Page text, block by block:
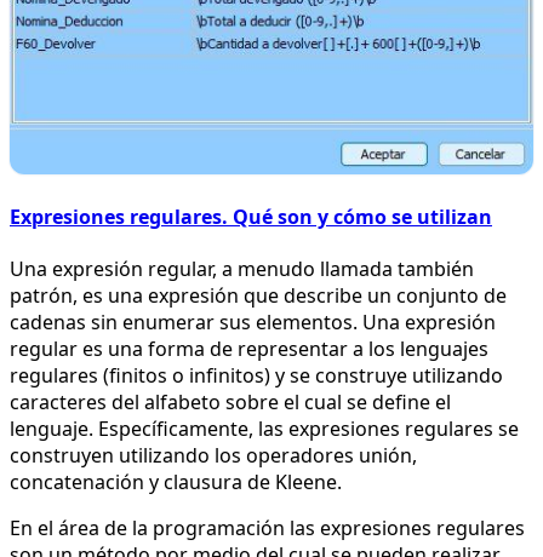
Expresiones regulares. Qué son y cómo se utilizan
Una expresión regular, a menudo llamada también
patrón, es una expresión que describe un conjunto de
cadenas sin enumerar sus elementos. Una expresión
regular es una forma de representar a los lenguajes
regulares (finitos o infinitos) y se construye utilizando
caracteres del alfabeto sobre el cual se define el
lenguaje. Específicamente, las expresiones regulares se
construyen utilizando los operadores unión,
concatenación y clausura de Kleene.
En el área de la programación las expresiones regulares